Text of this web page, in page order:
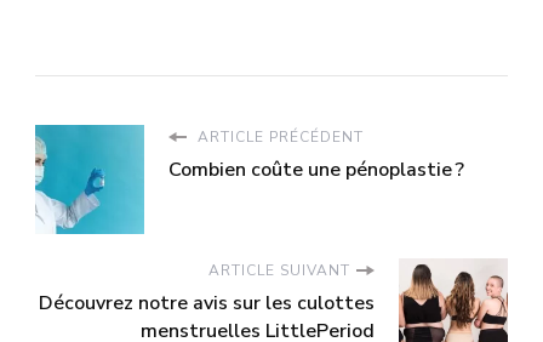
ARTICLE PRÉCÉDENT
Combien coûte une pénoplastie ?
ARTICLE SUIVANT
Découvrez notre avis sur les culottes
menstruelles LittlePeriod